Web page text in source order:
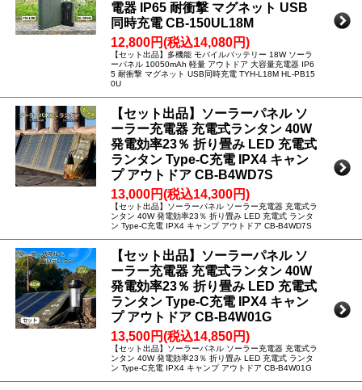
電器 IP65 耐衝撃 マグネット USB
同時充電 CB-150UL18M
12,800円(税込14,080円)
【セット出品】多機能 モバイルバッテリー 18W ソーラ
ーパネル 10050mAh 軽量 アウトドア 大容量充電器 IP6
5 耐衝撃 マグネット USB同時充電 TYH-L18M HL-PB15
0U
【セット出品】ソーラーパネル ソ
ーラー充電器 充電式ランタン 40W
発電効率23％ 折り畳み LED 充電式
ランタン Type-C充電 IPX4 キャン
プ アウトドア CB-B4WD7S
13,000円(税込14,300円)
【セット出品】ソーラーパネル ソーラー充電器 充電式ラ
ンタン 40W 発電効率23％ 折り畳み LED 充電式 ランタ
ン Type-C充電 IPX4 キャンプ アウトドア CB-B4WD7S
【セット出品】ソーラーパネル ソ
ーラー充電器 充電式ランタン 40W
発電効率23％ 折り畳み LED 充電式
ランタン Type-C充電 IPX4 キャン
プ アウトドア CB-B4W01G
13,500円(税込14,850円)
【セット出品】ソーラーパネル ソーラー充電器 充電式ラ
ンタン 40W 発電効率23％ 折り畳み LED 充電式 ランタ
ン Type-C充電 IPX4 キャンプ アウトドア CB-B4W01G